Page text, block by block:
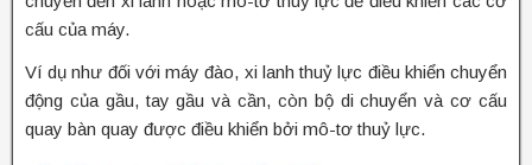
cấu của máy.
Ví dụ như đối với máy đào, xi lanh thuỷ lực điều khiển chuyển
động của gầu, tay gầu và cần, còn bộ di chuyển và cơ cấu
quay bàn quay được điều khiển bởi mô-tơ thuỷ lực.